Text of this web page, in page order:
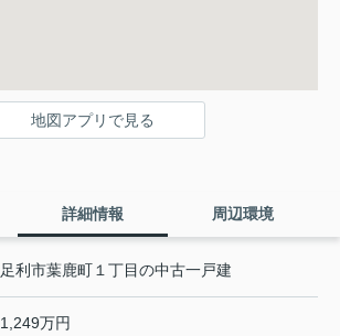
地図アプリで見る
詳細情報 周辺環境
足利市葉鹿町１丁目の中古一戸建
1,249万円